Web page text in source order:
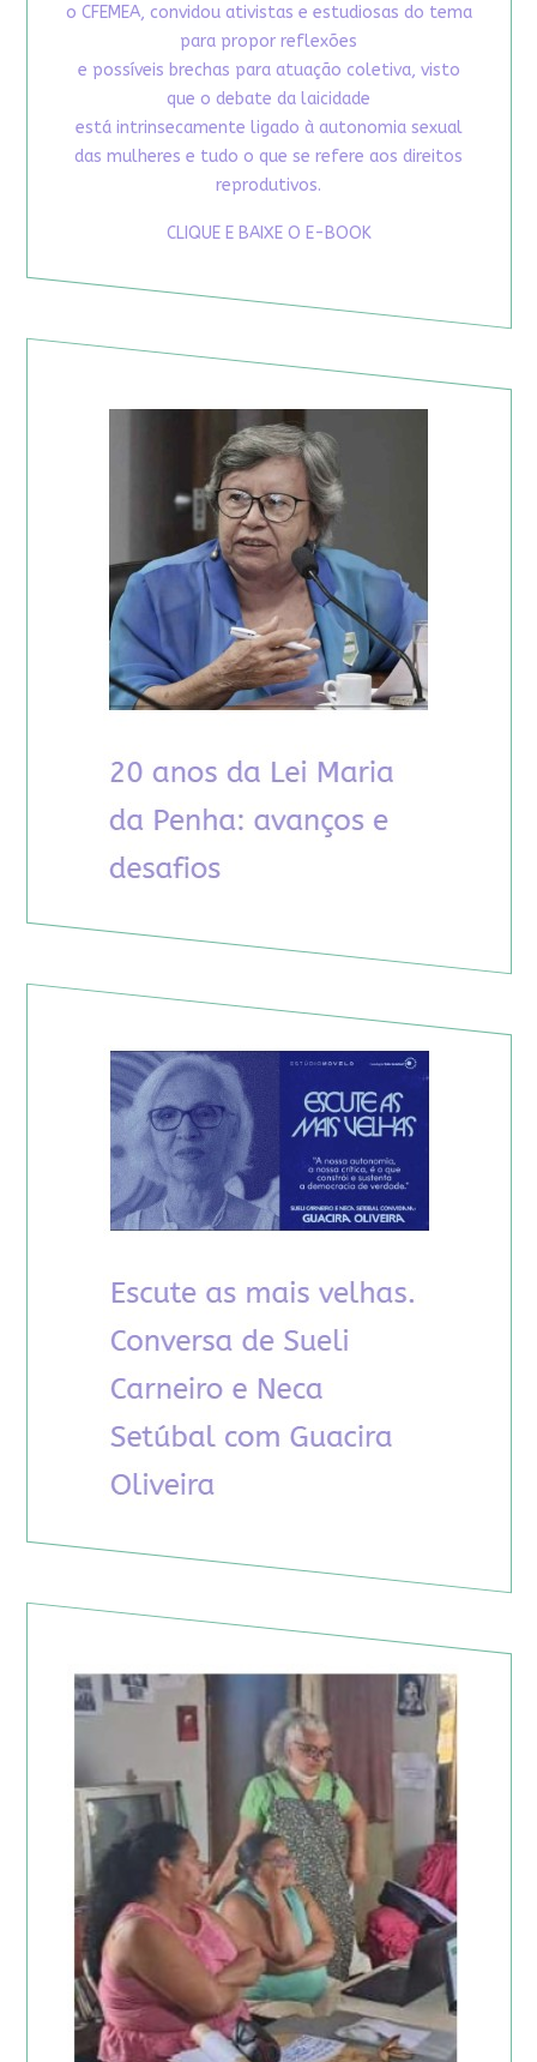
o CFEMEA, convidou ativistas e estudiosas do tema
para propor reflexões
e possíveis brechas para atuação coletiva, visto
que o debate da laicidade
está intrinsecamente ligado à autonomia sexual
das mulheres e tudo o que se refere aos direitos
reprodutivos.
CLIQUE E BAIXE O E-BOOK